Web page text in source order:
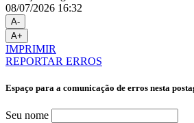
08/07/2026 16:32
A-
A+
IMPRIMIR
REPORTAR ERROS
Espaço para a comunicação de erros nesta
Seu nome